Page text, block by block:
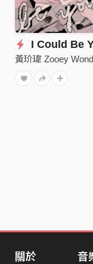
I Could Be
黃玠瑋 Zooey
關於 音